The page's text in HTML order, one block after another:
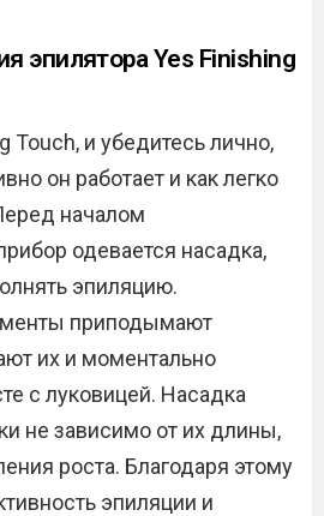
эпилятора Yes Finishing
Touch, и убедитесь лично,
он работает и как легко
началом
одевается насадка,
эпиляцию.
приподымают
их и моментально
с луковицей. Насадка
не зависимо от их длины,
роста. Благодаря этому
эпиляции и